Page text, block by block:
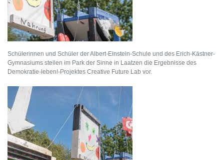
Schülerinnen und Schüler der Albert-Einstein-Schule und des Erich-Kästner-
Gymnasiums stellen im Park der Sinne in Laatzen die Ergebnisse des
Demokratie-leben!-Projektes Creative Future Lab vor.